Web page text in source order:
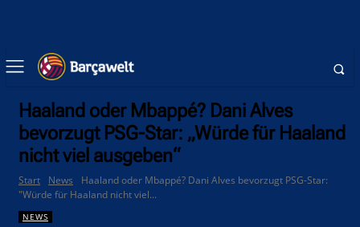
Haaland oder Mbappé? Dani Alves
bevorzugt PSG-Star: „Würde für Haaland
nicht viel ausgeben“
Start News
Haaland oder Mbappé? Dani Alves bevorzugt PSG-Star:
"Würde für Haaland nicht viel...
NEWS